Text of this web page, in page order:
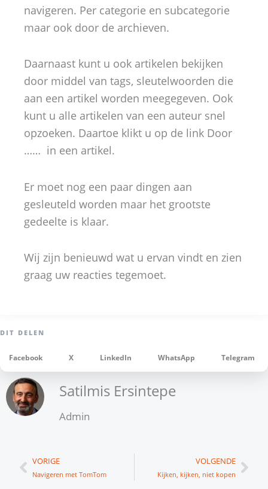
navigeren. Per categorie en subcategorie
maar ook door de archieven.
Daarnaast kunt u ook artikelen bekijken
door middel van tags, sleutelwoorden die
aan een artikel worden meegegeven. Ook
kunt u alle artikelen van een auteur snel
opzoeken. Daartoe klikt u op de link Door
…… in een artikel.
Er moet nog een paar dingen aan
gesleuteld worden maar het grootste
gedeelte is klaar.
Wij zijn benieuwd wat u ervan vindt en zien
graag uw reacties tegemoet.
Facebook X LinkedIn WhatsApp Telegram
Satilmis Ersintepe
Admin
Vorige
VORIGE
Navigeren met TomTom
VOLGENDE
Kijken, kijken, niet kopen